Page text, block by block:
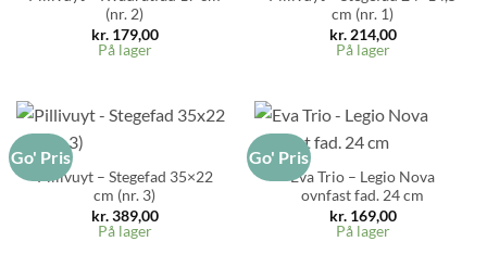
(nr. 2)
kr.179,00
På lager
cm (nr. 1)
kr.214,00
På lager
Go' Pris
Pillivuyt – Stegefad 35×22
cm (nr. 3)
kr.389,00
På lager
Go' Pris
Eva Trio – Legio Nova
ovnfast fad. 24 cm
kr.169,00
På lager